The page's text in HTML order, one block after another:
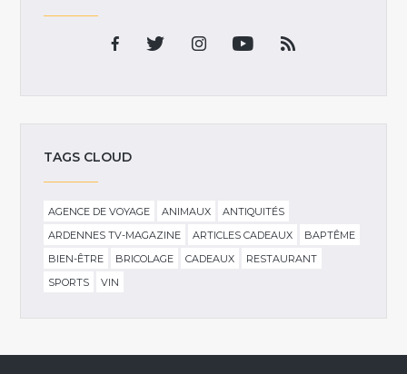
TAGS CLOUD
AGENCE DE VOYAGE ANIMAUX
ANTIQUITÉS
ARDENNES TV-MAGAZINE
ARTICLES CADEAUX
BAPTÊME
BIEN-ÊTRE
BRICOLAGE CADEAUX
RESTAURANT
SPORTS
VIN